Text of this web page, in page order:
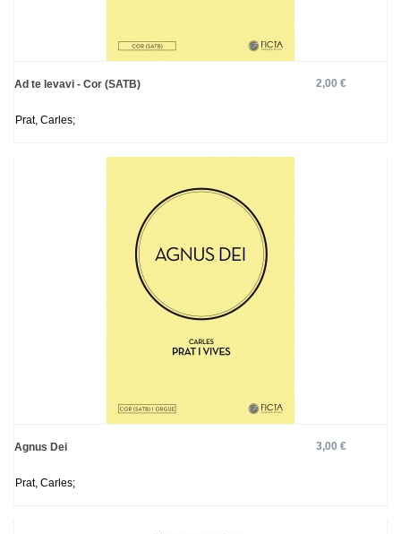
Ad te levavi - Cor (SATB) 2,00 €
Prat, Carles;
Agnus Dei 3,00 €
Prat, Carles;